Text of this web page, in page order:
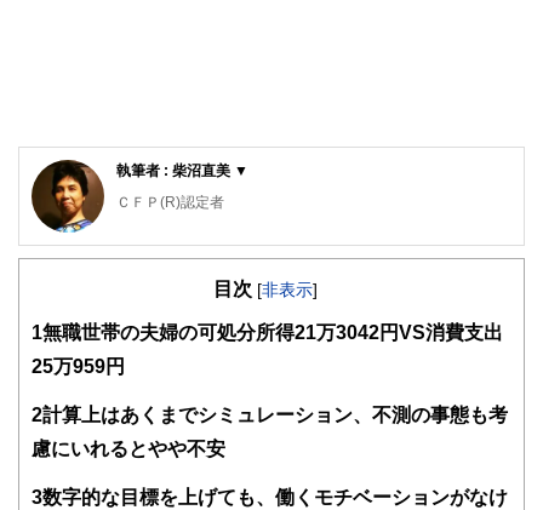
執筆者 : 柴沼直美 ▼
ＣＦＰ(R)認定者
大学を卒業後、保険営業に従事したのち渡米。MBAを修得
を機に現職。3人の子育てから教育費の捻出・方法・留学ま
び・相続発生時の手続きについてもアドバイス経験多数。現
2018年5月まで日本FP協会広報スタッフ
目次 [非表示]
1無職世帯の夫婦の可処分所得21万3042円VS消費支出
25万959円
2計算上はあくまでシミュレーション、不測の事態も考
慮にいれるとやや不安
3数字的な目標を上げても、働くモチベーションがなけ